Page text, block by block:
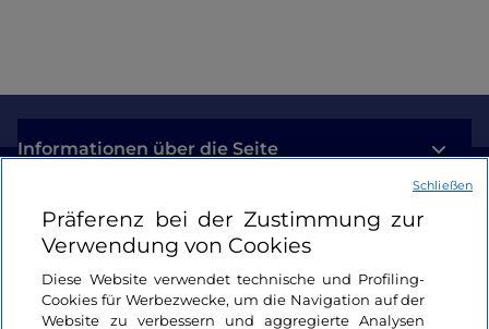
Informationen über die Seite
Nützliche Links
Login
Bleiben wir in Kontakt
Präferenz bei der Zustimmung zur
Verwendung von Cookies
Diese Website verwendet technische und Profiling-
Cookies für Werbezwecke, um die Navigation auf der
Website zu verbessern und aggregierte Analysen
Schließen